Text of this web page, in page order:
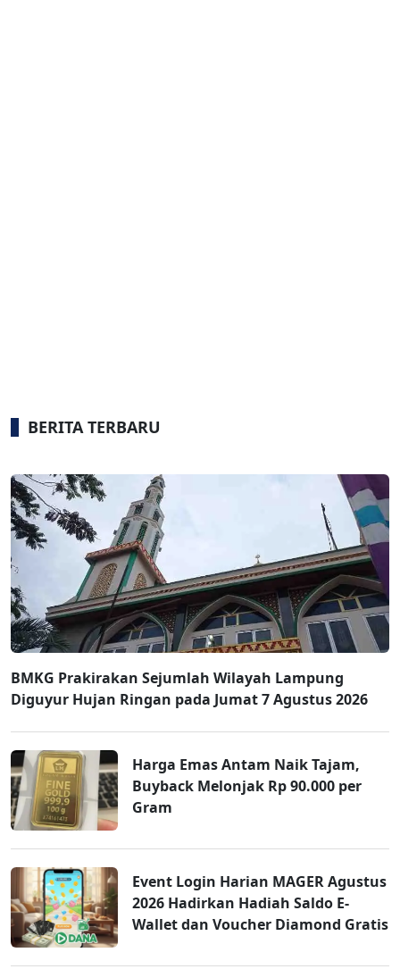
BERITA TERBARU
BMKG Prakirakan Sejumlah Wilayah Lampung
Diguyur Hujan Ringan pada Jumat 7 Agustus 2026
Harga Emas Antam Naik Tajam,
Buyback Melonjak Rp 90.000 per
Gram
Event Login Harian MAGER Agustus
2026 Hadirkan Hadiah Saldo E-
Wallet dan Voucher Diamond Gratis